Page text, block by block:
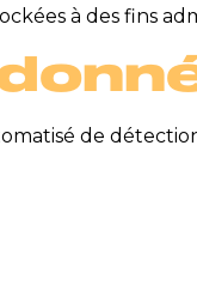
à des fins
de